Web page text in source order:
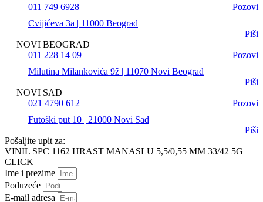
011 749 6928
Pozovi
Cvijićeva 3a | 11000 Beograd
Piši
NOVI BEOGRAD
011 228 14 09
Pozovi
Milutina Milankovića 9ž | 11070 Novi Beograd
Piši
NOVI SAD
021 4790 612
Pozovi
Futoški put 10 | 21000 Novi Sad
Piši
Pošaljite upit za:
VINIL SPC 1162 HRAST MANASLU 5,5/0,55 MM 33/42 5G
CLICK
Ime i prezime
Poduzeće
E-mail adresa